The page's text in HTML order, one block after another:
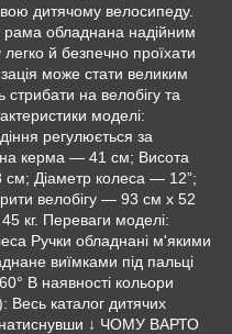
дитячому велосипеду.
рама обладнана надійним
й безпечно проїхати
може стати великим
на велобігу та
моделі:
регулюється за
керма — 41 см; Висота
см; Діаметр колеса — 12”;
велобігу — 93 см х 52
кг. Переваги моделі:
Ручки обладнані м'якими
виїмками під пальці
В наявності кольори
Весь каталог дитячих
натиснувши ↓ ЧОМУ ВАРТО